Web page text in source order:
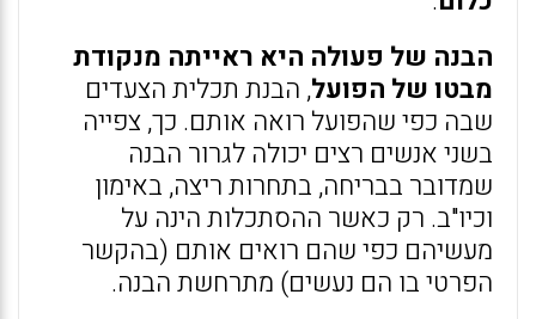
הבנה של פעולה היא ראייתה מנקודת
מבטו של הפועל, הבנת תכלית הצעדים
שבה כפי שהפועל רואה אותם. כך, צפייה
בשני אנשים רצים יכולה לגרור הבנה
שמדובר בבריחה, בתחרות ריצה, באימון
וכיו"ב. רק כאשר ההסתכלות הינה על
מעשיהם כפי שהם רואים אותם (בהקשר
הפרטי בו הם נעשים) מתרחשת הבנה.